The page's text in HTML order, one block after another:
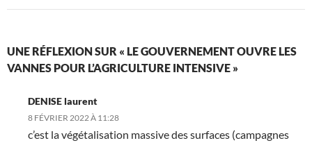
UNE RÉFLEXION SUR « LE GOUVERNEMENT OUVRE LES
VANNES POUR L’AGRICULTURE INTENSIVE »
DENISE laurent
8 FÉVRIER 2022 À 11:28
c’est la végétalisation massive des surfaces (campagnes